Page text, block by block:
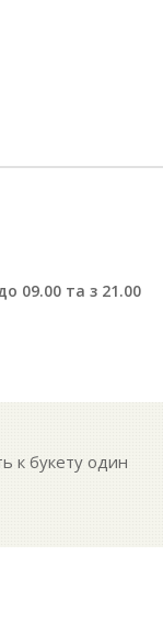
09.00 та з 21.00
к букету один